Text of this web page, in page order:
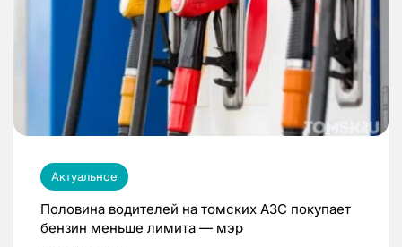
Актуальное
Половина водителей на томских АЗС покупает
бензин меньше лимита — мэр